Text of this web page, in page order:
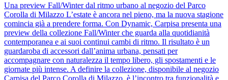
Una preview Fall/Winter dal ritmo urbano al negozio del Parco
Corolla di Milazzo L’estate è ancora nel pieno, ma la nuova stagione
comincia già a prendere forma. Con Dynamic, Carpisa presenta una
preview della collezione Fall/Winter che guarda alla quotidianità
contemporanea e ai suoi continui cambi di ritmo. Il risultato è un
guardaroba di accessori dall’anima urbana, pensati per
accompagnare con naturalezza il tempo libero, gli spostamenti e le
giornate più intense. A definire la collezione, disponibile al negozio
Carpisa del Parco Corolla di Milazzo, è l’incontro tra funzionalità e